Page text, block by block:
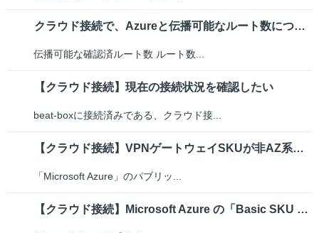
クラウド接続で、Azureと伝播可能なルート数について教えてください。
伝播可能な確認済ルート数 ルート数...
【クラウド接続】現在の接続状況を確認したい
beat-boxに接続済みである、クラウド接...
【クラウド接続】VPNゲートウェイSKUが非AZ系（VpnGw1〜3）に設...
「Microsoft Azure」のパブリッ...
【クラウド接続】Microsoft Azure の「Basic SKU パ...